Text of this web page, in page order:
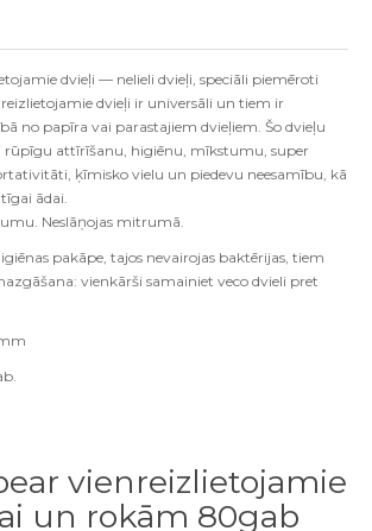
dvieļi — nelieli dvieļi, speciāli piemēroti
dvieļi ir universāli un tiem ir
no papīra vai parastajiem dvieļiem. Šo dvieļu
rūpīgu attīrīšanu, higiēnu, mīkstumu, super
ķīmisko vielu un piedevu neesamību, kā
ādai.
Neslāņojas mitrumā.
pakāpe, tajos nevairojas baktērijas, tiem
vienkārši samainiet veco dvieli pret
vienreizlietojamie
un rokām 80gab